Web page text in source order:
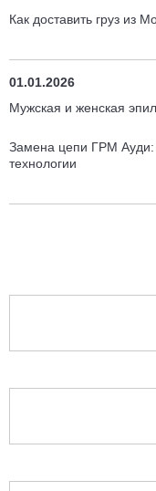
Как доставить груз из
01.01.2026
Мужская и женская
Замена цепи ГРМ Ауди:
технологии